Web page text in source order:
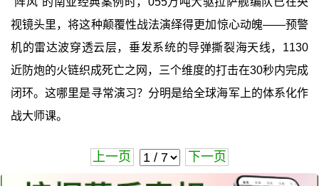
视镜头里，将这种颠覆性战法演绎得更加惊心动魄——预警
机的雷达波穿透云层，垂发系统的导弹撕裂海天线，1130
近防炮的火链织成死亡之网，三个维度的打击在30秒内完成
闭环。这哪里是寻常演习？分明是给全球海军上的体系化作
战大师课。
上一页 下一页